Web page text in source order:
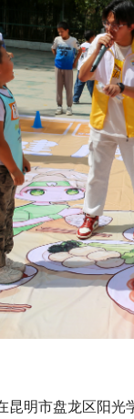
昆明市盘龙区阳